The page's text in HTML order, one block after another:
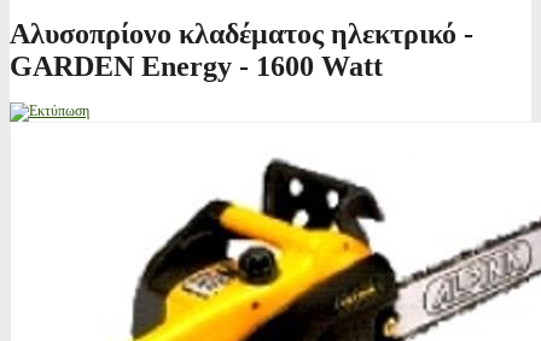
Αλυσοπρίονο κλαδέματος ηλεκτρικό -
GARDEN Energy - 1600 Watt